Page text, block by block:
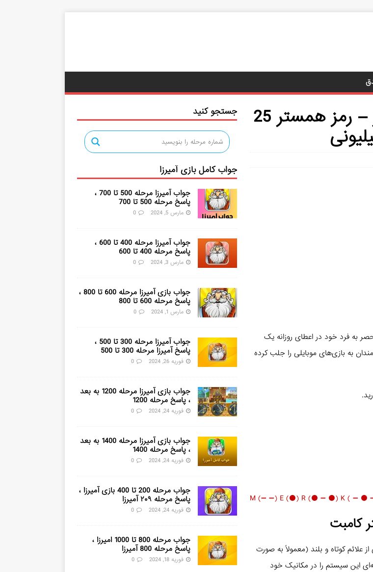
کد مورس همستر ۲۵ تیر امروز – رمز همستر 25
به فرد خود در اعطای روزانه یک
به بازی‌های موبایلی را جلب کرده
کامبت
علائم کوتاه و بلند (معمولاً به صورت
این سیستم را در مکانیک خود
جستجو کنید
جواب کامل بازی آمیرزا
جواب آمیرزا مرحله 500 تا 700 ،
پاسخ مرحله 500 تا 700
مارس 5, 2024 0
جواب آمیرزا مرحله 400 تا 600 ،
پاسخ مرحله 400 تا 600
مارس 3, 2024 0
جواب بازی آمیرزا مرحله 600 تا 800 ،
پاسخ مرحله 600 تا 800
مارس 1, 2024 0
جواب آمیرزا مرحله 300 تا 500 ،
پاسخ آمیرزا مرحله 300 تا 500
فوریه 26, 2024 0
جواب بازی آمیرزا مرحله 1200 به بعد
، پاسخ مرحله 1200
فوریه 24, 2024 0
جواب بازی آمیرزا مرحله 1400 به بعد
، پاسخ مرحله 1400
فوریه 24, 2024 0
جواب مرحله 200 تا 400 بازی آمیرزا ،
پاسخ مرحله ۲۰۹ آمیرزا
فوریه 24, 2024 0
جواب مرحله 800 تا 1000 امیرزا ،
پاسخ مرحله 800 آمیرزا
فوریه 18, 2024 0